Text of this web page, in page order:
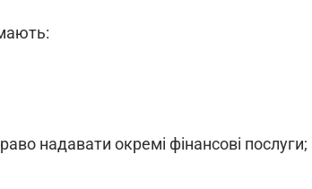
надавати окремі фінансові послуги;